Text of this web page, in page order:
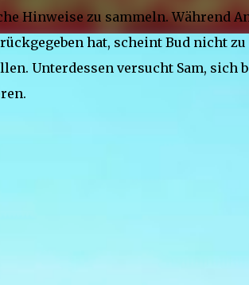
Hinweise zu sammeln. Während
hat, scheint Bud nicht zu
Unterdessen versucht Sam, sich